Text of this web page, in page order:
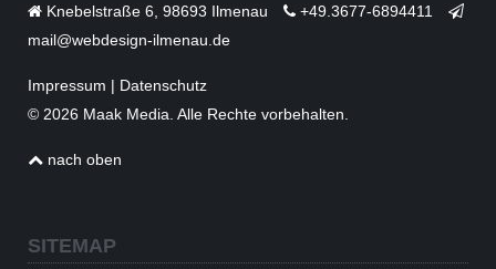
Knebelstraße 6, 98693 Ilmenau
+49.3677-6894411
mail@webdesign-ilmenau.de
Impressum | Datenschutz
© 2026 Maak Media. Alle Rechte vorbehalten.
nach oben
SITEMAP